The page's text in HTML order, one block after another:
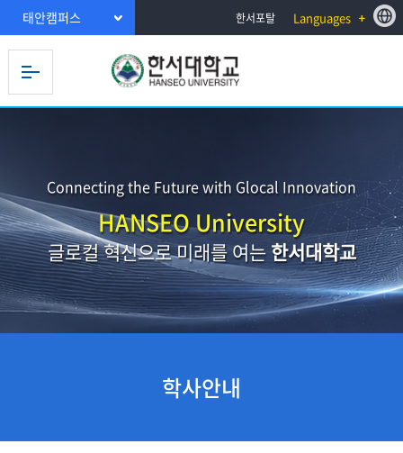
태안캠퍼스 한서포탈 Languages
Connecting the Future with Glocal Innovation
HANSEO University
글로컬 혁신으로 미래를 여는한서대학교
학사안내